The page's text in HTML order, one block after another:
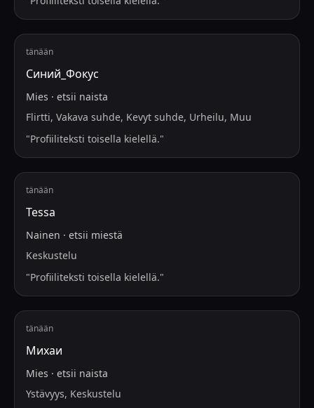
tänään
Синий_Фокус
Mies · etsii naista
Flirtti, Vakava suhde, Kevyt suhde, Urheilu, Muu
"Profiiliteksti toisella kielellä."
tänään
Tessa
Nainen · etsii miestä
Keskustelu
"Profiiliteksti toisella kielellä."
tänään
Михаи
Mies · etsii naista
Ystävyys, Keskustelu